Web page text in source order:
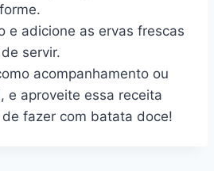
e adicione as ervas frescas
servir.
acompanhamento ou
e aproveite essa receita
fazer com batata doce!